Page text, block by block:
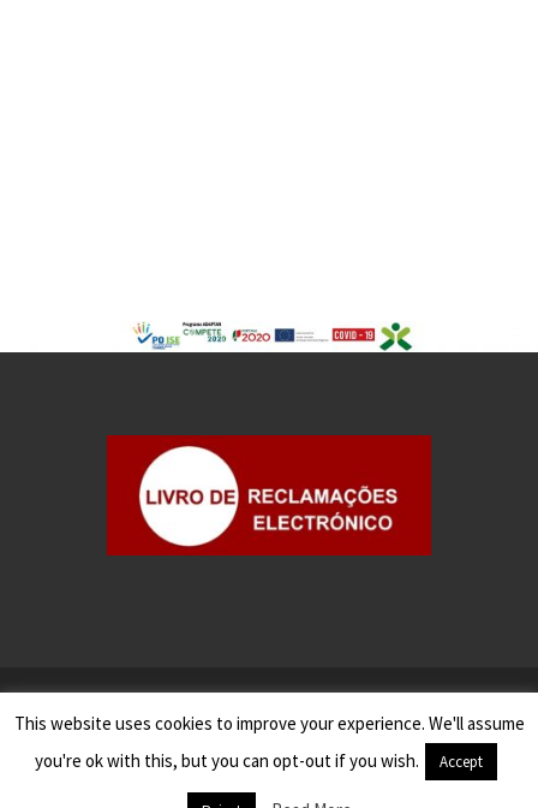
This website uses cookies to improve your experience. We'll assume
you're ok with this, but you can opt-out if you wish.
Accept